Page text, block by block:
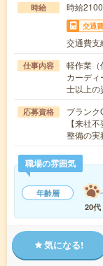
時給 時給
交通費
交通費支
仕事内容
軽作業（
カーデ
士以上
応募資格
ブランク
【来社
整備の
職場の雰囲気
年齢層
20代
気になる!